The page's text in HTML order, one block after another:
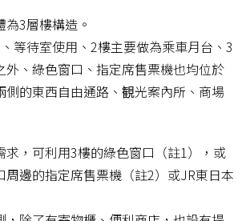
3層樓構造。
等待室使用、2樓主要做為乘車月台、3
外、綠色窗口、指定席售票機也均位於
側的東西自由通路、観光案內所、商場
求，可利用3樓的綠色窗口（註1），或
周邊的指定席售票機（註2）或JR東日本